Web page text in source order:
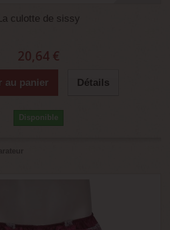
culotte de sissy
20,64 €
au panier Détails
Disponible